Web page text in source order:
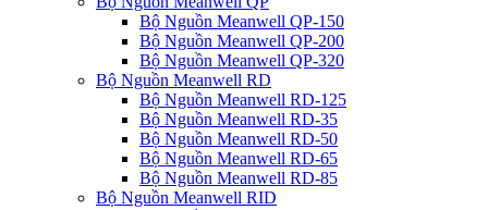
Bộ Nguồn Meanwell QP-150
Bộ Nguồn Meanwell QP-200
Bộ Nguồn Meanwell QP-320
Bộ Nguồn Meanwell RD
Bộ Nguồn Meanwell RD-125
Bộ Nguồn Meanwell RD-35
Bộ Nguồn Meanwell RD-50
Bộ Nguồn Meanwell RD-65
Bộ Nguồn Meanwell RD-85
Bộ Nguồn Meanwell RID